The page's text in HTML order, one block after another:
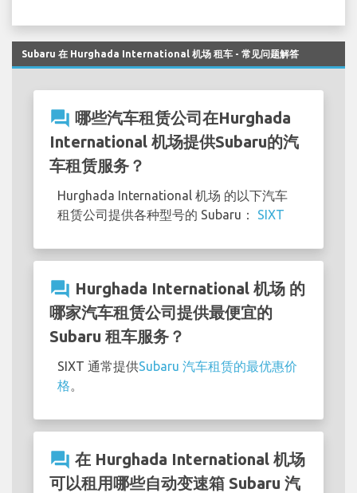
Subaru 在 Hurghada International 机场 租车 - 常见问题解答
question_answer 哪些汽车租赁公司在Hurghada
International 机场提供Subaru的汽
车租赁服务？
Hurghada International 机场 的以下汽车
租赁公司提供各种型号的 Subaru： SIXT
question_answer Hurghada International 机场 的
哪家汽车租赁公司提供最便宜的
Subaru 租车服务？
SIXT 通常提供Subaru 汽车租赁的最优惠价
格
question_answer 在 Hurghada International 机场
可以租用哪些自动变速箱 Subaru 汽